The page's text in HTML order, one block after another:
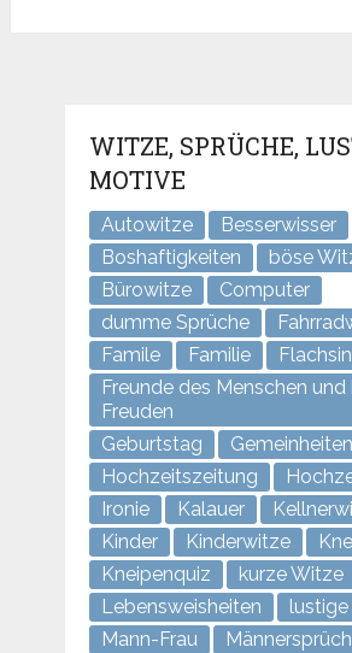
WITZE, SPRÜCHE,
MOTIVE
Autowitze
Besserwisser
Boshaftigkeiten
böse
Bürowitze
Computer
dumme Sprüche
Famile
Familie
Freunde des Menschen und
Freuden
Geburtstag
Gemeinheiten
Hochzeitszeitung
Ironie
Kalauer
Kinder
Kinderwitze
Kneipenquiz
kurze Witze
Lebensweisheiten
Mann-Frau